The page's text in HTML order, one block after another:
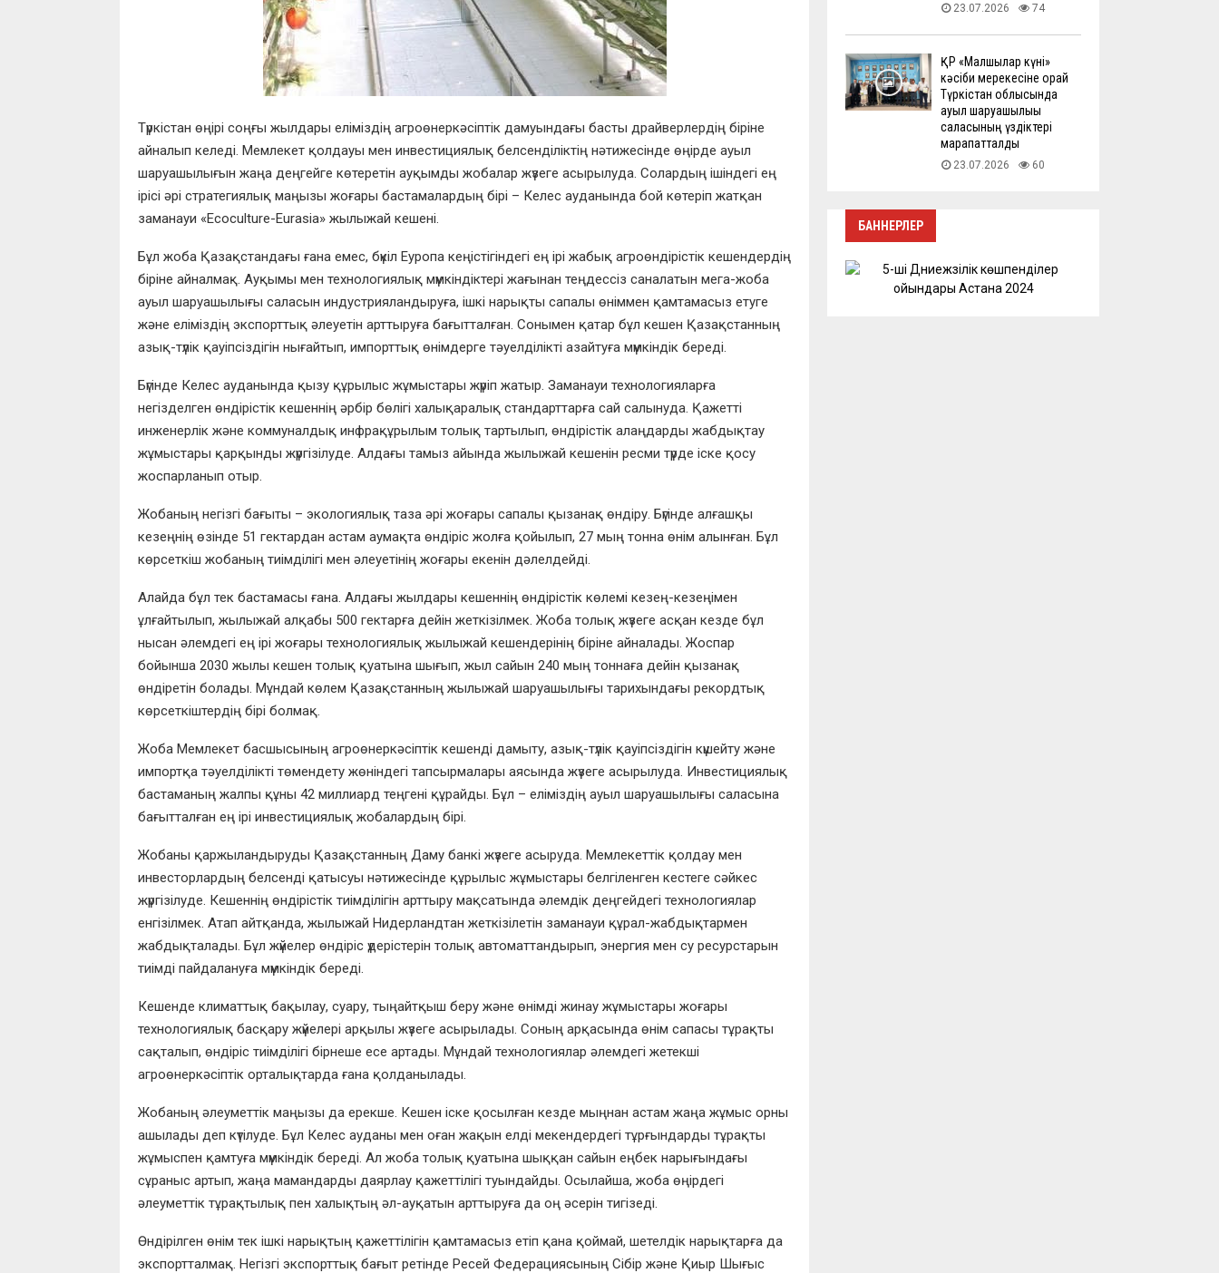
Түркістан өңірі соңғы жылдары еліміздің агроөнеркәсіптік дамуындағы басты драйверлердің біріне
айналып келеді. Мемлекет қолдауы мен инвестициялық белсенділіктің нәтижесінде өңірде ауыл
шаруашылығын жаңа деңгейге көтеретін ауқымды жобалар жүзеге асырылуда. Солардың ішіндегі ең
ірісі әрі стратегиялық маңызы жоғары бастамалардың бірі – Келес ауданында бой көтеріп жатқан
заманауи «Ecoculture-Eurasia» жылыжай кешені.
Бұл жоба Қазақстандағы ғана емес, бүкіл Еуропа кеңістігіндегі ең ірі жабық агроөндірістік кешендердің
біріне айналмақ. Ауқымы мен технологиялық мүмкіндіктері жағынан теңдессіз саналатын мега-жоба
ауыл шаруашылығы саласын индустрияландыруға, ішкі нарықты сапалы өніммен қамтамасыз етуге
және еліміздің экспорттық әлеуетін арттыруға бағытталған. Сонымен қатар бұл кешен Қазақстанның
азық-түлік қауіпсіздігін нығайтып, импорттық өнімдерге тәуелділікті азайтуға мүмкіндік береді.
Бүгінде Келес ауданында қызу құрылыс жұмыстары жүріп жатыр. Заманауи технологияларға
негізделген өндірістік кешеннің әрбір бөлігі халықаралық стандарттарға сай салынуда. Қажетті
инженерлік және коммуналдық инфрақұрылым толық тартылып, өндірістік алаңдарды жабдықтау
жұмыстары қарқынды жүргізілуде. Алдағы тамыз айында жылыжай кешенін ресми түрде іске қосу
жоспарланып отыр.
Жобаның негізгі бағыты – экологиялық таза әрі жоғары сапалы қызанақ өндіру. Бүгінде алғашқы
кезеңнің өзінде 51 гектардан астам аумақта өндіріс жолға қойылып, 27 мың тонна өнім алынған. Бұл
көрсеткіш жобаның тиімділігі мен әлеуетінің жоғары екенін дәлелдейді.
Алайда бұл тек бастамасы ғана. Алдағы жылдары кешеннің өндірістік көлемі кезең-кезеңімен
ұлғайтылып, жылыжай алқабы 500 гектарға дейін жеткізілмек. Жоба толық жүзеге асқан кезде бұл
нысан әлемдегі ең ірі жоғары технологиялық жылыжай кешендерінің біріне айналады. Жоспар
бойынша 2030 жылы кешен толық қуатына шығып, жыл сайын 240 мың тоннаға дейін қызанақ
өндіретін болады. Мұндай көлем Қазақстанның жылыжай шаруашылығы тарихындағы рекордтық
көрсеткіштердің бірі болмақ.
Жоба Мемлекет басшысының агроөнеркәсіптік кешенді дамыту, азық-түлік қауіпсіздігін күшейту және
импортқа тәуелділікті төмендету жөніндегі тапсырмалары аясында жүзеге асырылуда. Инвестициялық
бастаманың жалпы құны 42 миллиард теңгені құрайды. Бұл – еліміздің ауыл шаруашылығы саласына
бағытталған ең ірі инвестициялық жобалардың бірі.
Жобаны қаржыландыруды Қазақстанның Даму банкі жүзеге асыруда. Мемлекеттік қолдау мен
инвесторлардың белсенді қатысуы нәтижесінде құрылыс жұмыстары белгіленген кестеге сәйкес
жүргізілуде. Кешеннің өндірістік тиімділігін арттыру мақсатында әлемдік деңгейдегі технологиялар
енгізілмек. Атап айтқанда, жылыжай Нидерландтан жеткізілетін заманауи құрал-жабдықтармен
жабдықталады. Бұл жүйелер өндіріс үдерістерін толық автоматтандырып, энергия мен су ресурстарын
тиімді пайдалануға мүмкіндік береді.
Кешенде климаттық бақылау, суару, тыңайтқыш беру және өнімді жинау жұмыстары жоғары
технологиялық басқару жүйелері арқылы жүзеге асырылады. Соның арқасында өнім сапасы тұрақты
сақталып, өндіріс тиімділігі бірнеше есе артады. Мұндай технологиялар әлемдегі жетекші
агроөнеркәсіптік орталықтарда ғана қолданылады.
Жобаның әлеуметтік маңызы да ерекше. Кешен іске қосылған кезде мыңнан астам жаңа жұмыс орны
ашылады деп күтілуде. Бұл Келес ауданы мен оған жақын елді мекендердегі тұрғындарды тұрақты
жұмыспен қамтуға мүмкіндік береді. Ал жоба толық қуатына шыққан сайын еңбек нарығындағы
сұраныс артып, жаңа мамандарды даярлау қажеттілігі туындайды. Осылайша, жоба өңірдегі
әлеуметтік тұрақтылық пен халықтың әл-ауқатын арттыруға да оң әсерін тигізеді.
Өндірілген өнім тек ішкі нарықтың қажеттілігін қамтамасыз етіп қана қоймай, шетелдік нарықтарға да
экспортталмақ. Негізгі экспорттық бағыт ретінде Ресей Федерациясының Сібір және Қиыр Шығыс
23.07.2026 74
ҚР «Малшылар күні»
кәсіби мерекесіне орай
Түркістан облысында
ауыл шаруашылығы
саласының үздіктері
марапатталды
23.07.2026 60
БАННЕРЛЕР